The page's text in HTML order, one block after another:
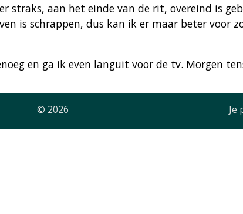
straks, aan het einde van de rit, overeind is
is schrappen, dus kan ik er maar beter voor
en ga ik even languit voor de tv. Morgen
© 2026 Je